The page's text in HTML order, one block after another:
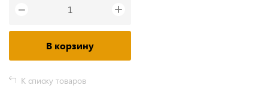
− +
В корзину
К списку товаров